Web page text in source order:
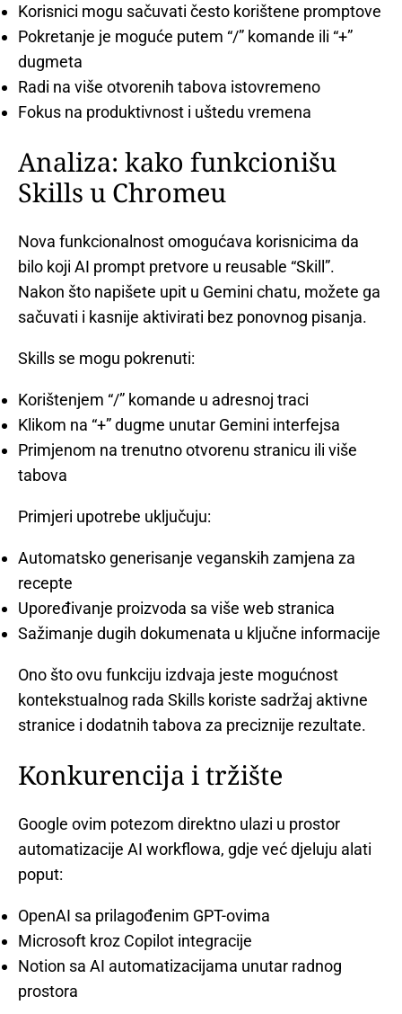
Korisnici mogu sačuvati često korištene promptove
Pokretanje je moguće putem “/” komande ili “+”
dugmeta
Radi na više otvorenih tabova istovremeno
Fokus na produktivnost i uštedu vremena
Analiza: kako funkcionišu
Skills u Chromeu
Nova funkcionalnost omogućava korisnicima da
bilo koji AI prompt pretvore u reusable “Skill”.
Nakon što napišete upit u Gemini chatu, možete ga
sačuvati i kasnije aktivirati bez ponovnog pisanja.
Skills se mogu pokrenuti:
Korištenjem “/” komande u adresnoj traci
Klikom na “+” dugme unutar Gemini interfejsa
Primjenom na trenutno otvorenu stranicu ili više
tabova
Primjeri upotrebe uključuju:
Automatsko generisanje veganskih zamjena za
recepte
Upoređivanje proizvoda sa više web stranica
Sažimanje dugih dokumenata u ključne informacije
Ono što ovu funkciju izdvaja jeste mogućnost
kontekstualnog rada Skills koriste sadržaj aktivne
stranice i dodatnih tabova za preciznije rezultate.
Konkurencija i tržište
Google ovim potezom direktno ulazi u prostor
automatizacije AI workflowa, gdje već djeluju alati
poput:
OpenAI sa prilagođenim GPT-ovima
Microsoft kroz Copilot integracije
Notion sa AI automatizacijama unutar radnog
prostora